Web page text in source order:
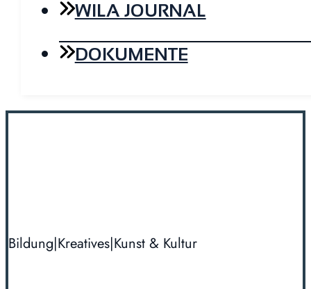
WILA JOURNAL
DOKUMENTE
Bildung|Kreatives|Kunst & Kultur